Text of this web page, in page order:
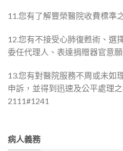
11.您有了解豐榮醫院收費標準
12.您有不接受心肺復甦術、選
委任代理人、表達捐贈器官意願
13.您有對醫院服務不周或未如
申訴，並得到迅速及公平處理
2111#1241
病人義務